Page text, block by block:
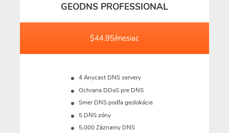
GEODNS PROFESSIONAL
$44.95/mesiac
4 Anycast DNS servery
Ochrana DDoS pre DNS
Smer DNS podľa geolokácie
5 DNS zóny
5,000 Záznamy DNS